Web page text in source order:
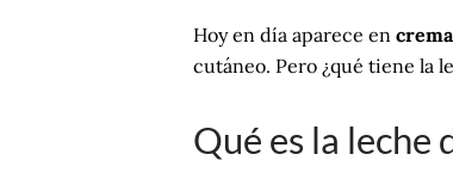
Hoy en día aparece en
cutáneo. Pero ¿qué tiene la
Qué es la leche